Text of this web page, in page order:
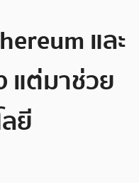
และ
แต่มาช่วย
ยี